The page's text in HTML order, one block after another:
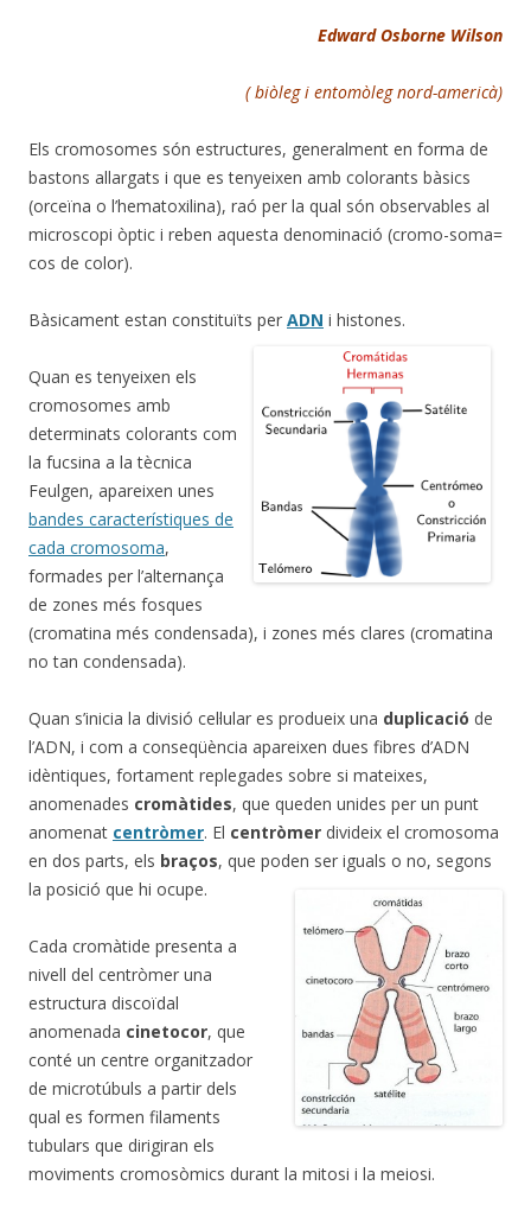
Edward Osborne Wilson
( biòleg i entomòleg nord-americà)
Els cromosomes són estructures, generalment en forma de
bastons allargats i que es tenyeixen amb colorants bàsics
(orceïna o l’hematoxilina), raó per la qual són observables al
microscopi òptic i reben aquesta denominació (cromo-soma=
cos de color).
Bàsicament estan constituïts per ADN i histones.
Quan es tenyeixen els
cromosomes amb
determinats colorants com
la fucsina a la tècnica
Feulgen, apareixen unes
bandes característiques de
cada cromosoma,
formades per l’alternança
de zones més fosques
(cromatina més condensada), i zones més clares (cromatina
no tan condensada).
Quan s’inicia la divisió cel·lular es produeix una duplicació de
l’ADN, i com a conseqüència apareixen dues fibres d’ADN
idèntiques, fortament replegades sobre si mateixes,
anomenades cromàtides, que queden unides per un punt
anomenat centròmer. El centròmer divideix el cromosoma
en dos parts, els braços, que poden ser iguals o no, segons
la posició que hi ocupe.
Cada cromàtide presenta a
nivell del centròmer una
estructura discoïdal
anomenada cinetocor, que
conté un centre organitzador
de microtúbuls a partir dels
qual es formen filaments
tubulars que dirigiran els
moviments cromosòmics durant la mitosi i la meiosi.